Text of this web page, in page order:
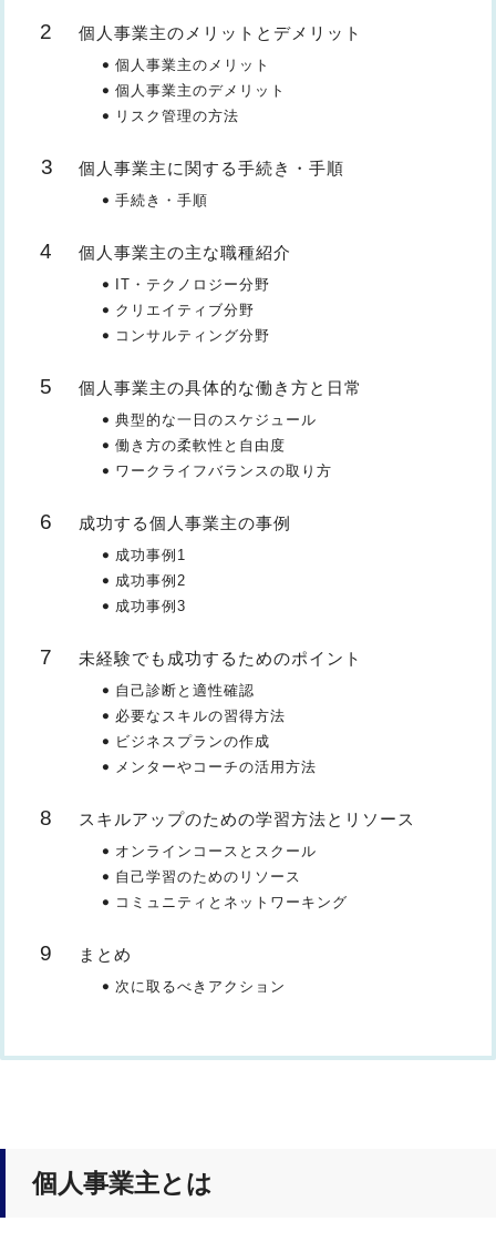
個人事業主のメリットとデメリット
個人事業主のメリット
個人事業主のデメリット
リスク管理の方法
個人事業主に関する手続き・手順
手続き・手順
個人事業主の主な職種紹介
IT・テクノロジー分野
クリエイティブ分野
コンサルティング分野
個人事業主の具体的な働き方と日常
典型的な一日のスケジュール
働き方の柔軟性と自由度
ワークライフバランスの取り方
成功する個人事業主の事例
成功事例1
成功事例2
成功事例3
未経験でも成功するためのポイント
自己診断と適性確認
必要なスキルの習得方法
ビジネスプランの作成
メンターやコーチの活用方法
スキルアップのための学習方法とリソース
オンラインコースとスクール
自己学習のためのリソース
コミュニティとネットワーキング
まとめ
次に取るべきアクション
個人事業主とは